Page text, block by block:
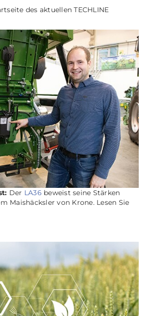
des aktuellen TECHLINE
Der LA36 beweist seine Stärken
Maishäcksler von Krone. Lesen Sie